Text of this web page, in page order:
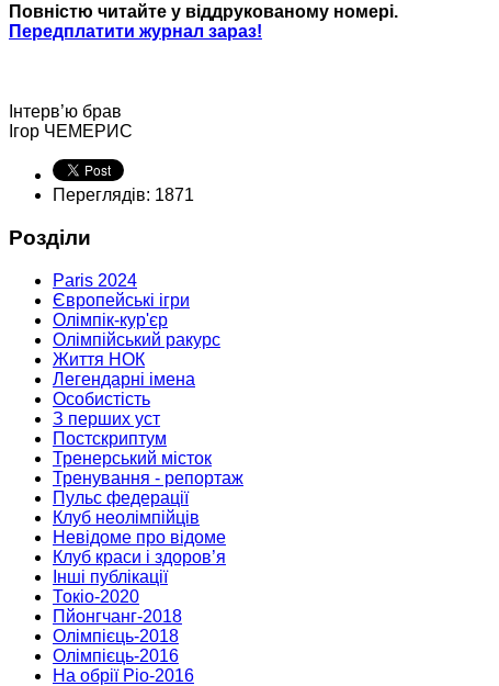
Повністю читайте у віддрукованому номері.
Передплатити журнал зараз!
Інтерв’ю брав
Ігор ЧЕМЕРИС
Переглядів: 1871
Розділи
Paris 2024
Європейські ігри
Олімпік-кур'єр
Олімпійський ракурс
Життя НОК
Легендарні імена
Особистість
З перших уст
Постскриптум
Тренерський місток
Тренування - репортаж
Пульс федерації
Клуб неолімпійців
Невідоме про відоме
Клуб краси і здоров’я
Інші публікації
Токіо-2020
Пйонгчанг-2018
Олімпієць-2018
Олімпієць-2016
На обрії Ріо-2016